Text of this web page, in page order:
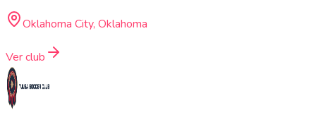
Oklahoma City, Oklahoma
Ver club